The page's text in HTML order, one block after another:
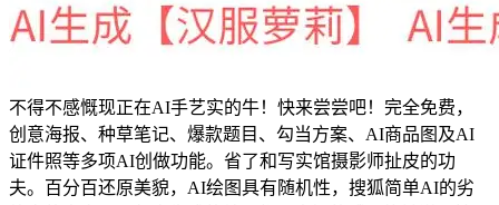
不得不感慨现正在AI手艺实的牛！快来尝尝吧！完全免费，
创意海报、种草笔记、爆款题目、勾当方案、AI商品图及AI
证件照等多项AI创做功能。省了和写实馆摄影师扯皮的功
夫。百分百还原美貌，AI绘图具有随机性，搜狐简单AI的劣